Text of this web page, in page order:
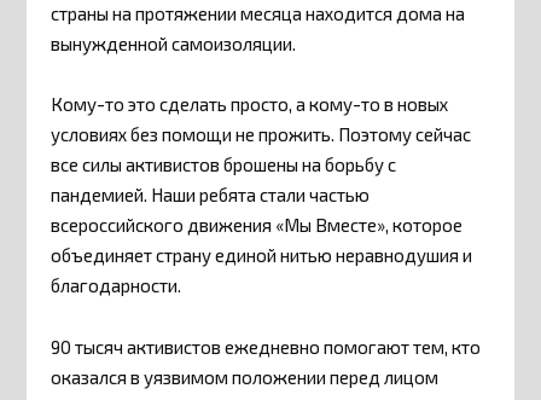
страны на протяжении месяца находится дома на
вынужденной самоизоляции.
Кому-то это сделать просто, а кому-то в новых
условиях без помощи не прожить. Поэтому сейчас
все силы активистов брошены на борьбу с
пандемией. Наши ребята стали частью
всероссийского движения «Мы Вместе», которое
объединяет страну единой нитью неравнодушия и
благодарности.
90 тысяч активистов ежедневно помогают тем, кто
оказался в уязвимом положении перед лицом